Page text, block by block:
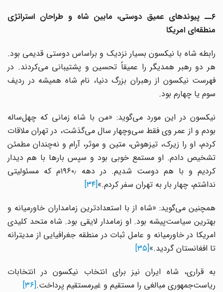
۶ــ پیوندهای عمیق دوستی، مابین شاه و طراحان استراتژی
منطقه‌ای امریکا
رابطه شاه با نیکسون بسیار نزدیک و براساس دوستی قدیمی بود.
هر دو رهبر همدیگر را عمیقاً تحسین و پشتیبانی می‌کردند. در
فهرست نیکسون از رهبران بزرگ دنیا، نام شاه همیشه در ردیف
سوم یا چهارم بود.
نیکسون در این مورد می‌گوید: «من با شاه زمانی که چهل‌ساله
بودم و از عمر وی فقط سی‌وچهار سال می‌گذشت، در تهران ملاقات
کردم، او را زیرک، تیزهوش، متین و موثر، آرام و نه‌چندان مطمئن
تشخیص دادم. او مستمع خوبی بود و سپس بارها با هم دیدار
کردیم و با هم دوست شدیم. در دهه ۱۹۶۰٫م که مسئولیتی
نداشتم، چهار بار به تهران سفر کردم.»[۳۴]
همچنین می‌گوید: «شاه از با استعدادترین زمامداران خاورمیانه و
بهترین سیاست‌پیشه بود. او زمامدار لایقی بود. شاه متحد کلیدی
امریکا در خاورمیانه و عامل ثبات در منطقه جغرافیایی از مدیترانه
تا افغانستان گردید.»[۳۵]
به قراری، شاه ایران نیز برای انتخاب نیکسون در انتخابات
ریاست‌جمهوری مبالغی را مستقیم و غیرمستقیم پرداخت.[۳۶]